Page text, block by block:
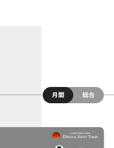
月間
総合